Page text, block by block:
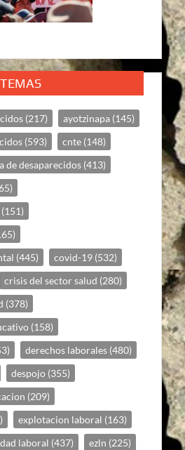
TEMAS
(217) ayotzinapa (145)
(593) cnte (148)
de desaparecidos (413)
(151)
(445) covid-19 (532)
crisis del sector salud (280)
(378)
(158)
derechos laborales (480)
despojo (355)
(209)
explotacion laboral (163)
laboral (437) ezln (225)